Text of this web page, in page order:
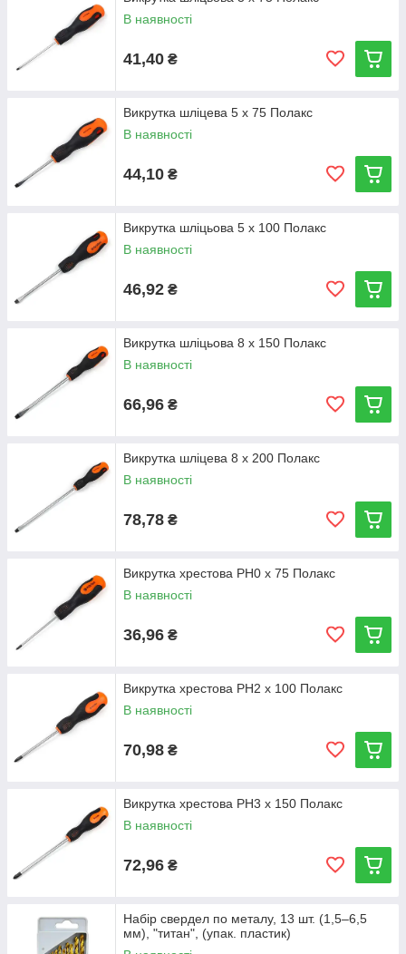
В наявності
41,40 ₴
Викрутка шліцева 5 х 75 Полакс
В наявності
44,10 ₴
Викрутка шліцьова 5 х 100 Полакс
В наявності
46,92 ₴
Викрутка шліцьова 8 х 150 Полакс
В наявності
66,96 ₴
Викрутка шліцева 8 х 200 Полакс
В наявності
78,78 ₴
Викрутка хрестова РН0 х 75 Полакс
В наявності
36,96 ₴
Викрутка хрестова РН2 х 100 Полакс
В наявності
70,98 ₴
Викрутка хрестова РН3 х 150 Полакс
В наявності
72,96 ₴
Набір свердел по металу, 13 шт. (1,5–6,5
мм), "титан", (упак. пластик)